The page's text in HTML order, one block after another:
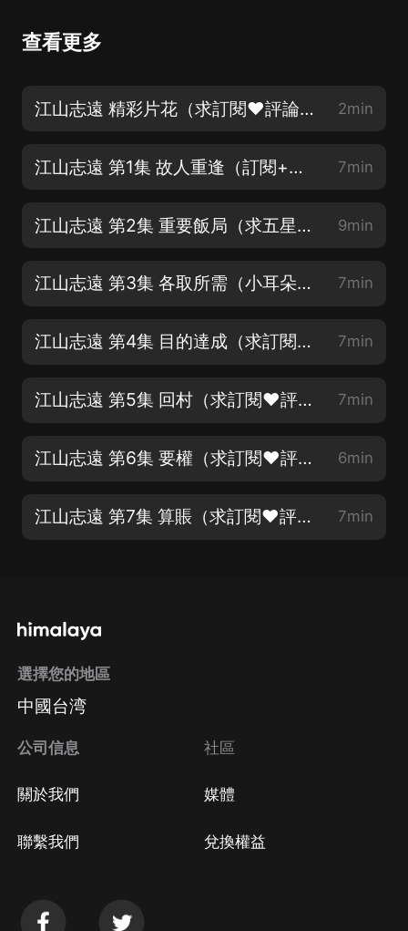
查看更多
江山志遠 精彩片花（求訂閱❤評論❤月票❤） 2min
江山志遠 第1集 故人重逢（訂閱+本集評論抽月卡會員和6.66紅包） 7min
江山志遠 第2集 重要飯局（求五星好評！抽5人送會員月卡和8.88紅包） 9min
江山志遠 第3集 各取所需（小耳朵們點點訂閱，點點讚~） 7min
江山志遠 第4集 目的達成（求訂閱❤評論❤月票❤） 7min
江山志遠 第5集 回村（求訂閱❤評論❤月票❤） 7min
江山志遠 第6集 要權（求訂閱❤評論❤月票❤） 6min
江山志遠 第7集 算賬（求訂閱❤評論❤月票❤） 7min
選擇您的地區
中國台湾
公司信息
關於我們
聯繫我們
社區
媒體
兌換權益